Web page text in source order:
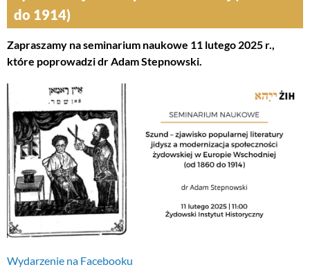
do 1914)
Zapraszamy na seminarium naukowe 11 lutego 2025 r.,
które poprowadzi dr Adam Stepnowski.
Wydarzenie na Facebooku